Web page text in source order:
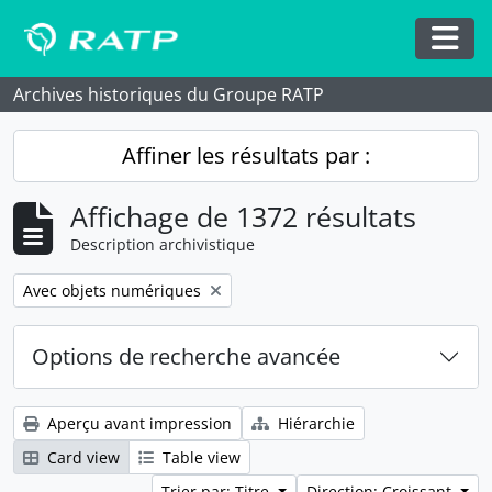
Archives historiques du Groupe RATP
Affiner les résultats par :
Affichage de 1372 résultats
Description archivistique
Remove filter:
Avec objets numériques
Options de recherche avancée
Aperçu avant impression
Hiérarchie
Card view
Table view